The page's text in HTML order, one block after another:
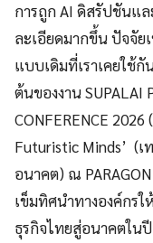
การถูก AI ดิสรัปชันแ
ละเอียดมากขึ้น ปัจจัย
แบบเดิมที่เราเคยใช้
ต้นของงาน SUPALAI
CONFERENCE
Futuristic Minds’ (เ
อนาคต) ณ
เข็มทิศนำทางองค์กร
ธุรกิจไทยสู่อนาคตใน